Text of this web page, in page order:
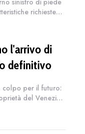
sinistro di piede
richieste
l'arrivo di
definitivo
colpo per il futuro:
del Venezia,